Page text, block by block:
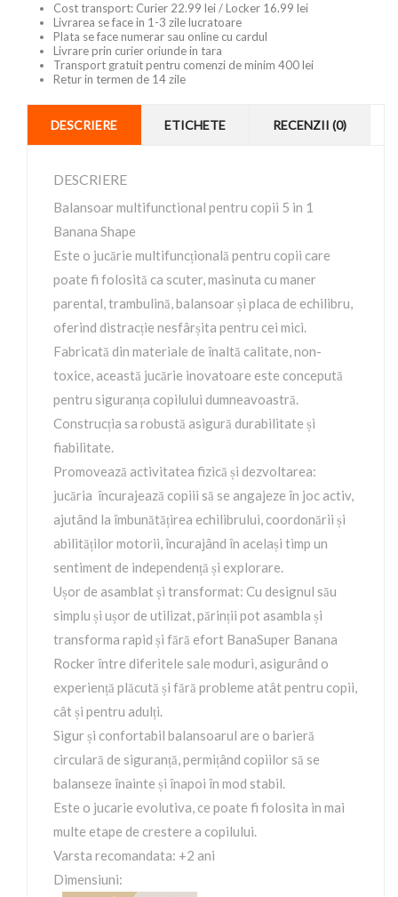
Cost transport: Curier 22.99 lei / Locker 16.99 lei
Livrarea se face in 1-3 zile lucratoare
Plata se face numerar sau online cu cardul
Livrare prin curier oriunde in tara
Transport gratuit pentru comenzi de minim 400 lei
Retur in termen de 14 zile
DESCRIERE ETICHETE RECENZII (0)
DESCRIERE
Balansoar multifunctional pentru copii 5 in 1
Banana Shape
Este o jucărie multifuncțională pentru copii care
poate fi folosită ca scuter, masinuta cu maner
parental, trambulină, balansoar și placa de echilibru,
oferind distracție nesfârșita pentru cei mici.
Fabricată din materiale de înaltă calitate, non-
toxice, această jucărie inovatoare este concepută
pentru siguranța copilului dumneavoastră.
Construcția sa robustă asigură durabilitate și
fiabilitate.
Promovează activitatea fizică și dezvoltarea:
jucăria încurajează copiii să se angajeze în joc activ,
ajutând la îmbunătățirea echilibrului, coordonării și
abilităților motorii, încurajând în același timp un
sentiment de independență și explorare.
Ușor de asamblat și transformat: Cu designul său
simplu și ușor de utilizat, părinții pot asambla și
transforma rapid și fără efort BanaSuper Banana
Rocker între diferitele sale moduri, asigurând o
experiență plăcută și fără probleme atât pentru copii,
cât și pentru adulți.
Sigur și confortabil balansoarul are o barieră
circulară de siguranță, permițând copiilor să se
balanseze înainte și înapoi în mod stabil.
Este o jucarie evolutiva, ce poate fi folosita in mai
multe etape de crestere a copilului.
Varsta recomandata: +2 ani
Dimensiuni: